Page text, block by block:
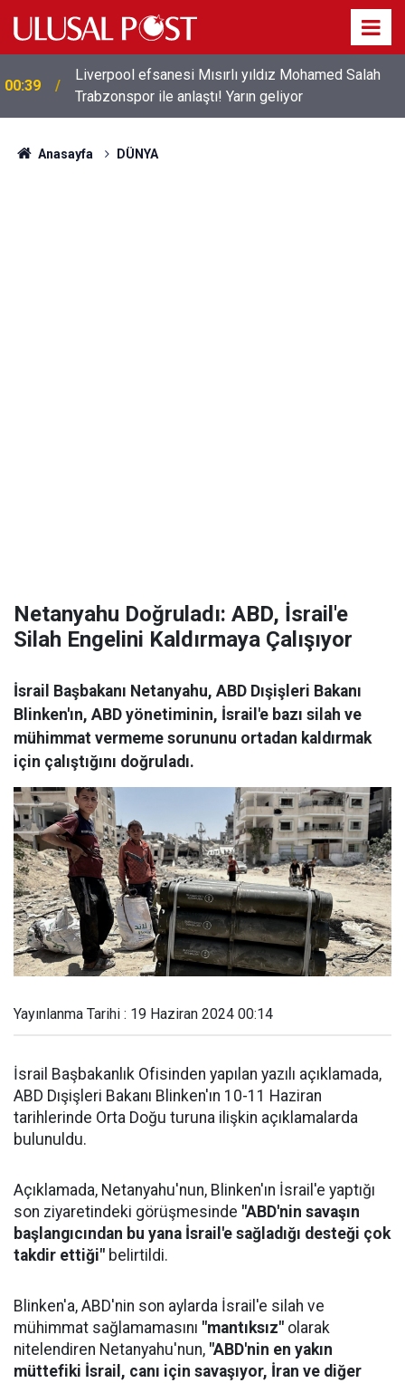
00:39
Liverpool efsanesi Mısırlı yıldız Mohamed Salah
Trabzonspor ile anlaştı! Yarın geliyor
Anasayfa DÜNYA
Netanyahu Doğruladı: ABD, İsrail'e
Silah Engelini Kaldırmaya Çalışıyor
İsrail Başbakanı Netanyahu, ABD Dışişleri Bakanı
Blinken'ın, ABD yönetiminin, İsrail'e bazı silah ve
mühimmat vermeme sorununu ortadan kaldırmak
için çalıştığını doğruladı.
Yayınlanma Tarihi : 19 Haziran 2024 00:14
İsrail Başbakanlık Ofisinden yapılan yazılı açıklamada,
ABD Dışişleri Bakanı Blinken'ın 10-11 Haziran
tarihlerinde Orta Doğu turuna ilişkin açıklamalarda
bulunuldu.
Açıklamada, Netanyahu'nun, Blinken'ın İsrail'e yaptığı
son ziyaretindeki görüşmesinde "ABD'nin savaşın
başlangıcından bu yana İsrail'e sağladığı desteği çok
takdir ettiği" belirtildi.
Blinken'a, ABD'nin son aylarda İsrail'e silah ve
mühimmat sağlamamasını "mantıksız" olarak
nitelendiren Netanyahu'nun, "ABD'nin en yakın
müttefiki İsrail, canı için savaşıyor, İran ve diğer